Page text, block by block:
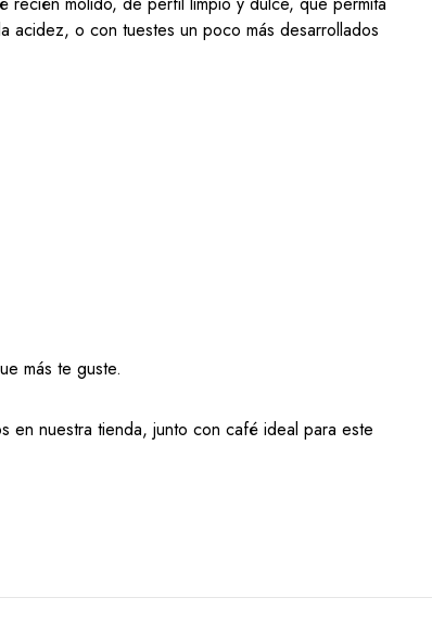
acidez, o con tuestes un poco más desarrollados
más te guste.
en nuestra tienda, junto con café ideal para este